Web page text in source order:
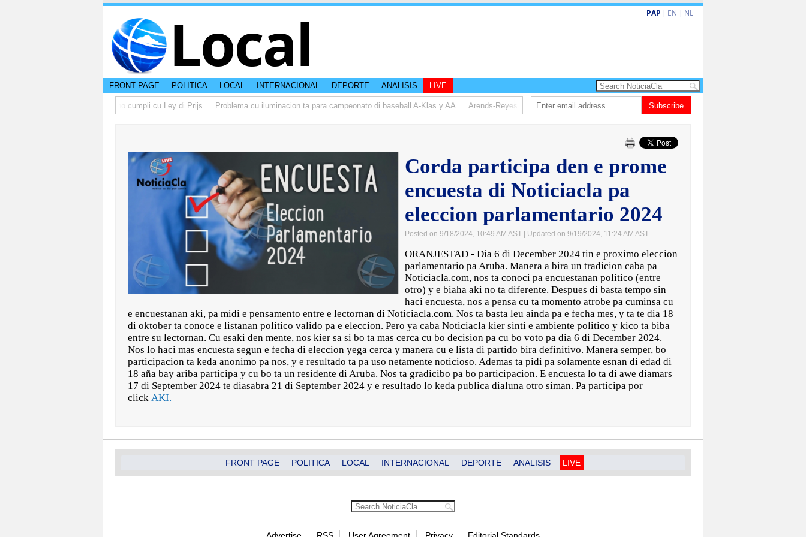
Local PAP | EN | NL
FRONT PAGE POLITICA LOCAL INTERNACIONAL DEPORTE ANALISIS LIVE
lo multa supermercado cu no cumpli cu Ley di Prijs Problema cu iluminacion ta para campeonato di baseball A-Klas y AA Arends-Reyes (AVP): Renobacion di US$106 miyon ta duna Riu Palace Aruba un impulso nobo
Subscribe
Corda participa den e prome
encuesta di Noticiacla pa
eleccion parlamentario 2024
Posted on 9/18/2024, 10:49 AM AST | Updated on 9/19/2024, 11:24 AM AST
ORANJESTAD - Dia 6 di December 2024 tin e proximo eleccion
parlamentario pa Aruba. Manera a bira un tradicion caba pa
Noticiacla.com, nos ta conoci pa encuestanan politico (entre
otro) y e biaha aki no ta diferente. Despues di basta tempo sin
haci encuesta, nos a pensa cu ta momento atrobe pa cuminsa cu
e encuestanan aki, pa midi e pensamento entre e lectornan di Noticiacla.com. Nos ta basta leu ainda pa e fecha mes, y ta te dia 18
di oktober ta conoce e listanan politico valido pa e eleccion. Pero ya caba Noticiacla kier sinti e ambiente politico y kico ta biba
entre su lectornan. Cu esaki den mente, nos kier sa si bo ta mas cerca cu bo decision pa cu bo voto pa dia 6 di December 2024.
Nos lo haci mas encuesta segun e fecha di eleccion yega cerca y manera cu e lista di partido bira definitivo. Manera semper, bo
participacion ta keda anonimo pa nos, y e resultado ta pa uso netamente noticioso. Ademas ta pidi pa solamente esnan di edad di
18 aña bay ariba participa y cu bo ta un residente di Aruba. Nos ta gradicibo pa bo participacion. E encuesta lo ta di awe diamars
17 di September 2024 te diasabra 21 di September 2024 y e resultado lo keda publica dialuna otro siman. Pa participa por
click AKI.
FRONT PAGE POLITICA LOCAL INTERNACIONAL DEPORTE ANALISIS LIVE